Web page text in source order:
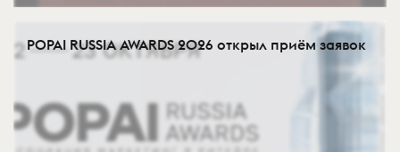
POPAI RUSSIA AWARDS 2026 открыл приём заявок